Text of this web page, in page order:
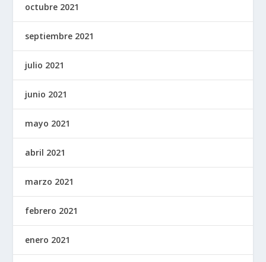
octubre 2021
septiembre 2021
julio 2021
junio 2021
mayo 2021
abril 2021
marzo 2021
febrero 2021
enero 2021